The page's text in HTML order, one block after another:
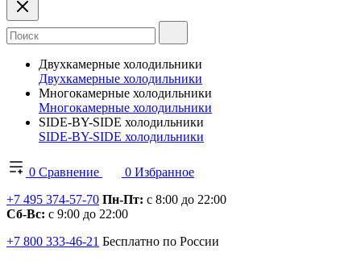
Двухкамерные холодильники
Двухкамерные холодильники
Многокамерные холодильники
Многокамерные холодильники
SIDE-BY-SIDE холодильники
SIDE-BY-SIDE холодильники
0 Сравнение 0 Избранное
+7 495 374-57-70 Пн-Пт: с 8:00 до 22:00
Сб-Вс: с 9:00 до 22:00
+7 800 333-46-21 Бесплатно по России